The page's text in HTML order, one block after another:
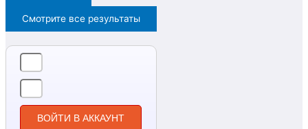
Смотрите все результаты
ВОЙТИ В АККАУНТ